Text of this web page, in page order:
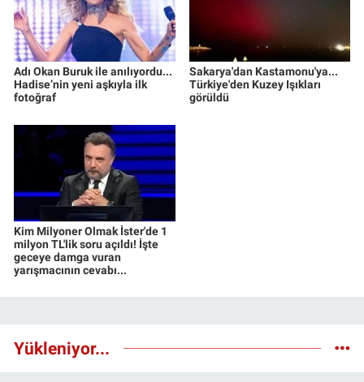
Adı Okan Buruk ile anılıyordu...
Hadise’nin yeni aşkıyla ilk
fotoğraf
Sakarya'dan Kastamonu'ya...
Türkiye'den Kuzey Işıkları
görüldü
Kim Milyoner Olmak İster'de 1
milyon TL'lik soru açıldı! İşte
geceye damga vuran
yarışmacının cevabı...
Yükleniyor...